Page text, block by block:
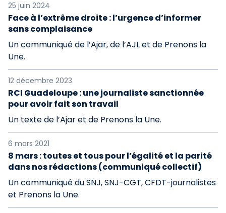
25 juin 2024
Face à l’extrême droite : l’urgence d’informer
sans complaisance
Un communiqué de l’Ajar, de l’AJL et de Prenons la
Une.
12 décembre 2023
RCI Guadeloupe : une journaliste sanctionnée
pour avoir fait son travail
Un texte de l’Ajar et de Prenons la Une.
6 mars 2021
8 mars : toutes et tous pour l’égalité et la parité
dans nos rédactions (communiqué collectif)
Un communiqué du SNJ, SNJ-CGT, CFDT-journalistes
et Prenons la Une.